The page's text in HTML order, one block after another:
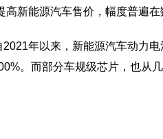
新能源汽车售价，幅度普遍在
年以来，新能源汽车动力电
。而部分车规级芯片，也从